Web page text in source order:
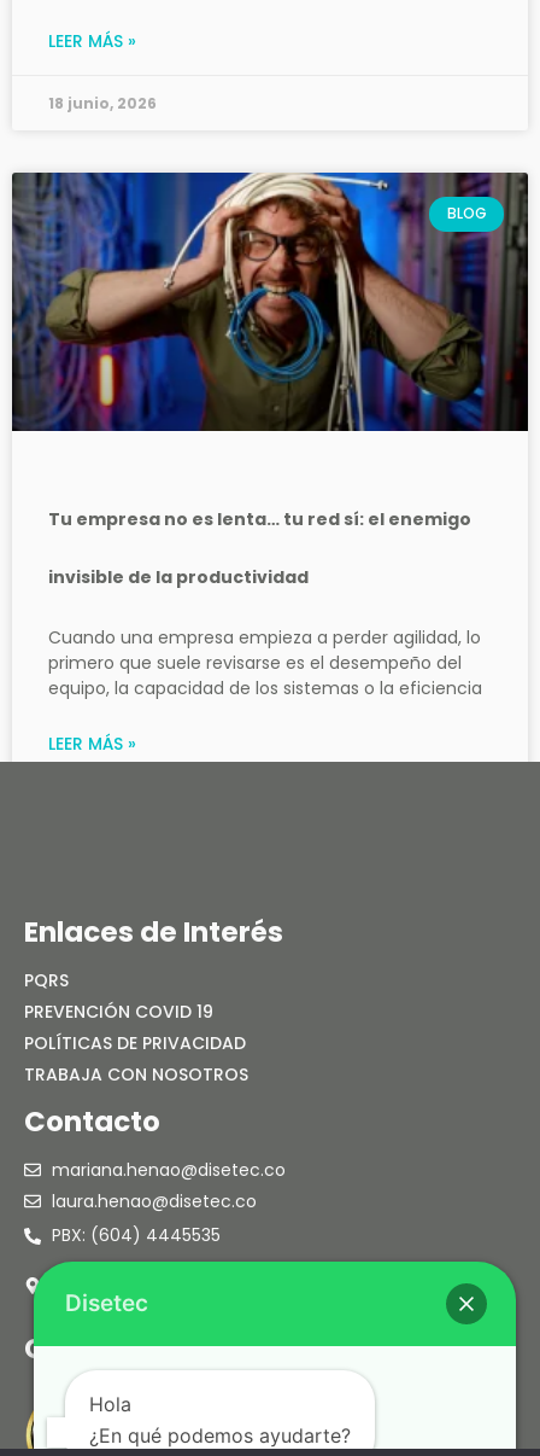
LEER MÁS »
18 junio, 2026
BLOG
Tu empresa no es lenta… tu red sí: el enemigo
invisible de la productividad
Cuando una empresa empieza a perder agilidad, lo
primero que suele revisarse es el desempeño del
equipo, la capacidad de los sistemas o la eficiencia
LEER MÁS »
Enlaces de Interés
PQRS
PREVENCIÓN COVID 19
POLÍTICAS DE PRIVACIDAD
TRABAJA CON NOSOTROS
Contacto
mariana.henao@disetec.co
laura.henao@disetec.co
PBX: (604) 4445535
Cra. 38 No. 38 sur 60 Of. 203
Envigado – Colombia
Certificaciones
Disetec
Hola
¿En qué podemos ayudarte?